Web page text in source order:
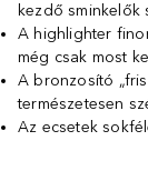
kezdő sminkelők
A highlighter
még csak most
A bronzosító
természetesen
Az ecsetek